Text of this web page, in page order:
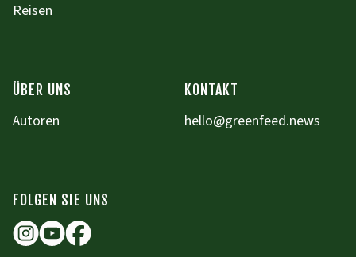
Reisen
ÜBER UNS
Autoren
KONTAKT
hello@greenfeed.news
FOLGEN SIE UNS